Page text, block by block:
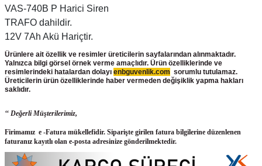
VAS-740B P Harici Siren
TRAFO dahildir.
12V 7Ah Akü Hariçtir.
Ürünlere ait özellik ve resimler üreticilerin sayfalarından alınmaktadır.
Yalnızca bilgi görsel örnek verme amaçlıdır. Ürün özelliklerinde ve
resimlerindeki hatalardan dolayı enbguvenlik.com sorumlu tutulamaz.
Üreticilerin ürün özelliklerinde haber vermeden değişiklik yapma hakları
saklıdır.
‘‘ Değerli Müşterilerimiz,
Firimamız e -Fatura mükellefidir. Siparişte girilen fatura bilgilerine düzenlenen
faturanız kayıtlı olan e-posta adresinize gönderilmektedir.